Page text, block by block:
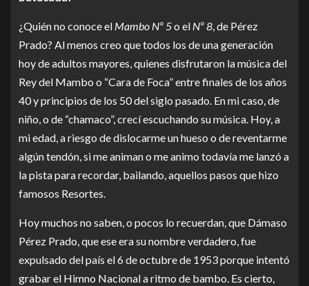
¿Quién no conoce el Mambo Nº 5o el Nº 8, de Pérez
Prado? Al menos creo que todos los de una generación
hoy de adultos mayores, quienes disfrutaron la música del
Rey del Mambo o “Cara de Foca” entre finales de los años
40 y principios de los 50 del siglo pasado. En mi caso, de
niño, o de “chamaco”, crecí escuchando su música. Hoy, a
mi edad, a riesgo de dislocarme un hueso o de reventarme
algún tendón, si me animan o me animo todavía me lanzó a
la pista para recordar, bailando, aquellos pasos que hizo
famosos Resortes.
Hoy muchos no saben, o pocos lo recuerdan, que Dámaso
Pérez Prado, que ese era su nombre verdadero, fue
expulsado del país el 6 de octubre de 1953 porque intentó
grabar el Himno Nacional a ritmo de bambo. Es cierto,